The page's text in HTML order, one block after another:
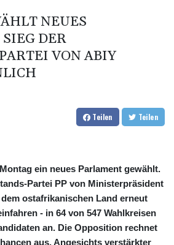
fest - CAF hält zu Infantino
Huthi-Angriffen getötet - Regierung
NEUES
DER
VON ABIY
Teilen Teilen
ein neues Parlament gewählt.
Partei PP von Ministerpräsident
ostafrikanischen Land erneut
- in 64 von 547 Wahlkreisen
an. Die Opposition rechnet
aus. Angesichts verstärkter